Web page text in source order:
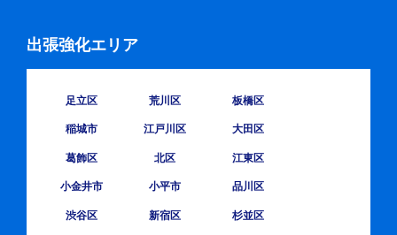
出張強化エリア
足立区 荒川区 板橋区
稲城市 江戸川区 大田区
葛飾区 北区 江東区
小金井市 小平市 品川区
渋谷区 新宿区 杉並区